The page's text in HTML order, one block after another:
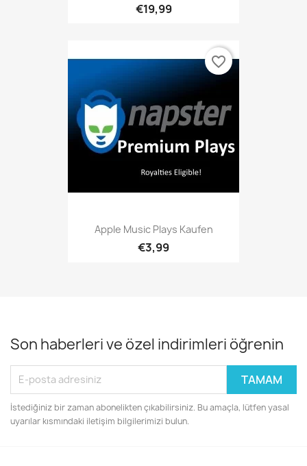
€19,99
Apple Music Plays Kaufen
€3,99
favorite_border
Son haberleri ve özel indirimleri öğrenin
İstediğiniz bir zaman abonelikten çıkabilirsiniz. Bu amaçla, lütfen yasal
uyarılar kısmındaki iletişim bilgilerimizi bulun.